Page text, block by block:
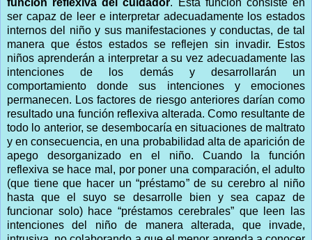
función reflexiva del cuidador. Esta función consiste en
ser capaz de leer e interpretar adecuadamente los estados
internos del niño y sus manifestaciones y conductas, de tal
manera que éstos estados se reflejen sin invadir. Estos
niños aprenderán a interpretar a su vez adecuadamente las
intenciones de los demás y desarrollarán un
comportamiento donde sus intenciones y emociones
permanecen. Los factores de riesgo anteriores darían como
resultado una función reflexiva alterada. Como resultante de
todo lo anterior, se desembocaría en situaciones de maltrato
y en consecuencia, en una probabilidad alta de aparición de
apego desorganizado en el niño. Cuando la función
reflexiva se hace mal, por poner una comparación, el adulto
(que tiene que hacer un “préstamo” de su cerebro al niño
hasta que el suyo se desarrolle bien y sea capaz de
funcionar solo) hace “préstamos cerebrales” que leen las
intenciones del niño de manera alterada, que invade,